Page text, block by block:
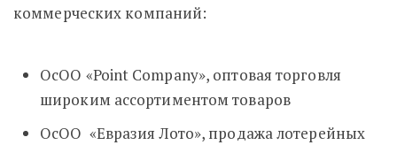
коммерческих компаний:
ОсОО «Point Company», оптовая торговля
широким ассортиментом товаров
ОсОО «Евразия Лото», продажа лотерейных